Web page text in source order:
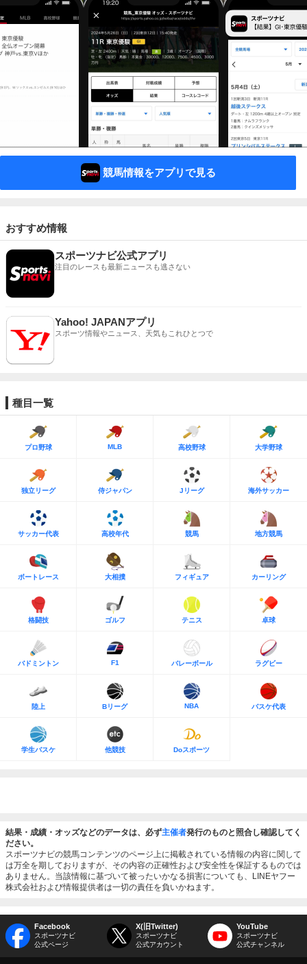
競馬情報をアプリで見る
おすすめ情報
スポーツナビ公式アプリ
注目のレースも最新ニュースも逃さない
Yahoo! JAPANアプリ
スポーツ情報やニュース、天気もこれひとつで
種目一覧
プロ野球 MLB 高校野球 大学野球
独立リーグ 侍ジャパン Jリーグ 海外サッカー
サッカー代表 高校年代 競馬 地方競馬
ボートレース 大相撲 フィギュア カーリング
格闘技 ゴルフ テニス 卓球
バドミントン F1 バレーボール ラグビー
陸上 Bリーグ NBA バスケ代表
学生バスケ 他競技 Doスポーツ
結果・成績・オッズなどのデータは、必ず主催者発行のものと照合し確認してく
ださい。
スポーツナビの競馬コンテンツのページ上に掲載されている情報の内容に関して
は万全を期しておりますが、その内容の正確性および安全性を保証するものでは
ありません。当該情報に基づいて被ったいかなる損害についても、LINEヤフー
株式会社および情報提供者は一切の責任を負いかねます。
Facebook
スポーツナビ
公式ページ
X(旧Twitter)
スポーツナビ
公式アカウント
YouTube
スポーツナビ
公式チャンネル